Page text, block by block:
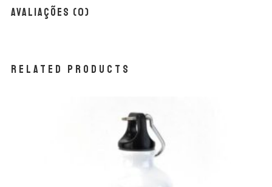
Avaliações (0)
Related products